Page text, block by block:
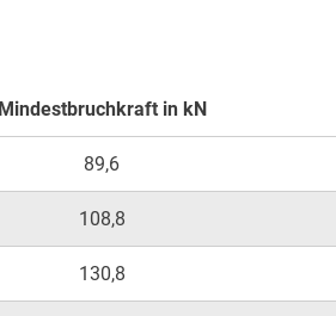
Mindestbruchkraft in kN
89,6
108,8
130,8